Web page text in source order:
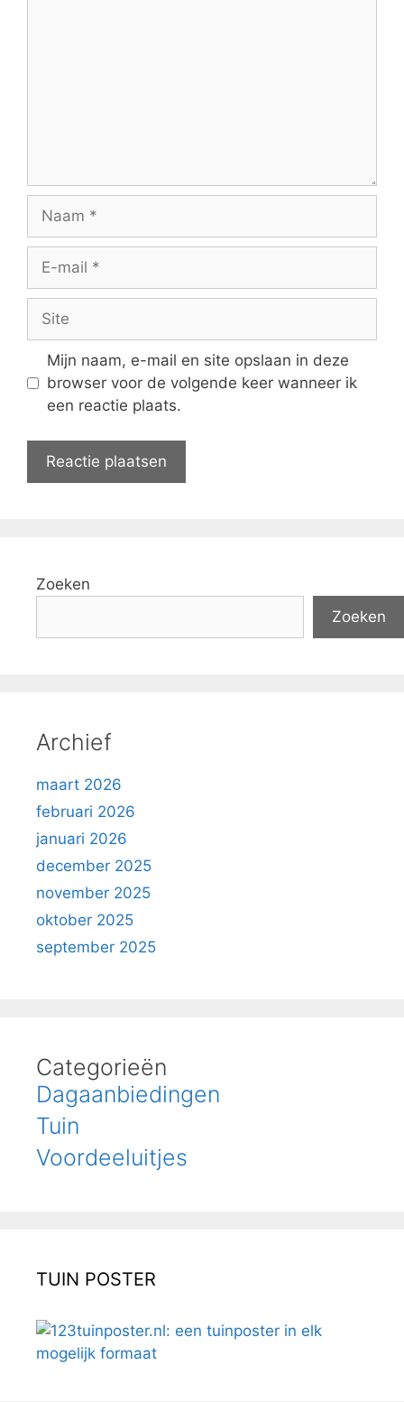
Naam
Site
Mijn naam, e-mail en site opslaan in deze
browser voor de volgende keer wanneer ik
een reactie plaats.
Zoeken
Zoeken
Archief
maart 2026
februari 2026
januari 2026
december 2025
november 2025
oktober 2025
september 2025
Categorieën
Dagaanbiedingen
Tuin
Voordeeluitjes
TUIN POSTER